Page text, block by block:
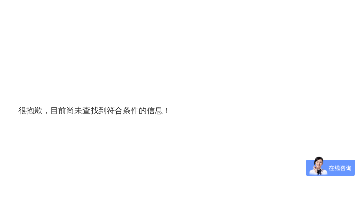
很抱歉，目前尚未查找到符合条件的信息！